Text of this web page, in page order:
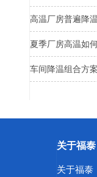
高温厂房普遍降
夏季厂房高温如
车间降温组合方
关于福泰
关于福泰